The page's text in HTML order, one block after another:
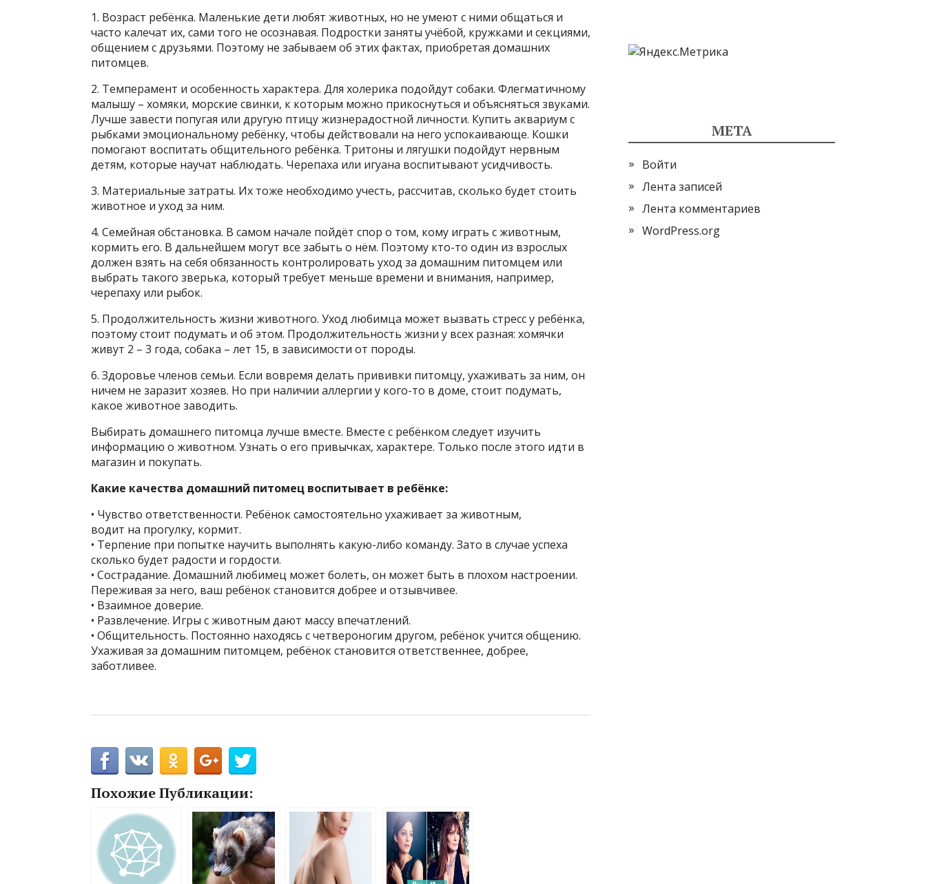
1. Возраст ребёнка. Маленькие дети любят животных, но не умеют с ними общаться и
часто калечат их, сами того не осознавая. Подростки заняты учёбой, кружками и секциями,
общением с друзьями. Поэтому не забываем об этих фактах, приобретая домашних
питомцев.
2. Темперамент и особенность характера. Для холерика подойдут собаки. Флегматичному
малышу – хомяки, морские свинки, к которым можно прикоснуться и объясняться звуками.
Лучше завести попугая или другую птицу жизнерадостной личности. Купить аквариум с
рыбками эмоциональному ребёнку, чтобы действовали на него успокаивающе. Кошки
помогают воспитать общительного ребёнка. Тритоны и лягушки подойдут нервным
детям, которые научат наблюдать. Черепаха или игуана воспитывают усидчивость.
3. Материальные затраты. Их тоже необходимо учесть, рассчитав, сколько будет стоить
животное и уход за ним.
4. Семейная обстановка. В самом начале пойдёт спор о том, кому играть с животным,
кормить его. В дальнейшем могут все забыть о нём. Поэтому кто-то один из взрослых
должен взять на себя обязанность контролировать уход за домашним питомцем или
выбрать такого зверька, который требует меньше времени и внимания, например,
черепаху или рыбок.
5. Продолжительность жизни животного. Уход любимца может вызвать стресс у ребёнка,
поэтому стоит подумать и об этом. Продолжительность жизни у всех разная: хомячки
живут 2 – 3 года, собака – лет 15, в зависимости от породы.
6. Здоровье членов семьи. Если вовремя делать прививки питомцу, ухаживать за ним, он
ничем не заразит хозяев. Но при наличии аллергии у кого-то в доме, стоит подумать,
какое животное заводить.
Выбирать домашнего питомца лучше вместе. Вместе с ребёнком следует изучить
информацию о животном. Узнать о его привычках, характере. Только после этого идти в
магазин и покупать.
Какие качества домашний питомец воспитывает в ребёнке:
• Чувство ответственности. Ребёнок самостоятельно ухаживает за животным,
водит на прогулку, кормит.
• Терпение при попытке научить выполнять какую-либо команду. Зато в случае успеха
сколько будет радости и гордости.
• Сострадание. Домашний любимец может болеть, он может быть в плохом настроении.
Переживая за него, ваш ребёнок становится добрее и отзывчивее.
• Взаимное доверие.
• Развлечение. Игры с животным дают массу впечатлений.
• Общительность. Постоянно находясь с четвероногим другом, ребёнок учится общению.
Ухаживая за домашним питомцем, ребёнок становится ответственнее, добрее,
заботливее.
Похожие Публикации:
МЕТА
Войти
Лента записей
Лента комментариев
WordPress.org